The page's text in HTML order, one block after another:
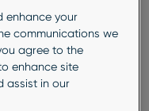
enhance your
communications we
agree to the
enhance site
assist in our